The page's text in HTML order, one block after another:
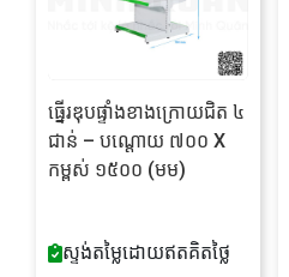
ធ្នើរឌុបផ្ទាំងខាងក្រោយជិត ៤
ជាន់ – បណ្តោយ ៧០០ X
កម្ពស់ ១៥០០ (មម)
ស្ទង់តម្លៃដោយឥតគិតថ្លៃ